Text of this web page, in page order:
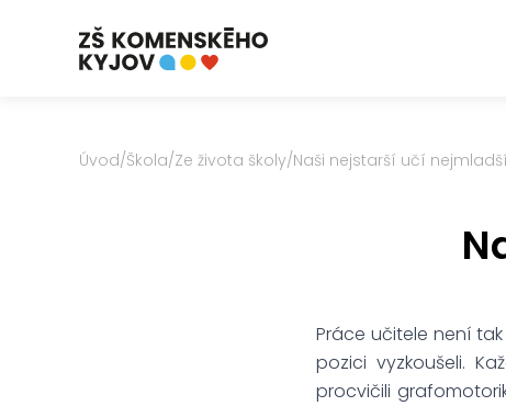
Úvod/Škola/Ze života školy/Naši nejstarší učí nejmladší
Práce učitele není
pozici vyzkoušeli.
procvičili